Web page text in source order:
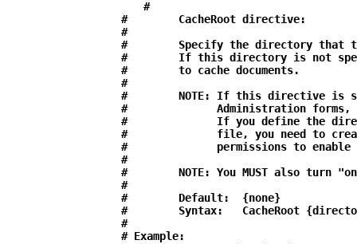
#
#        CacheRoot directive:
#
#        Specify the directory that
#        If this directory is not
#        to cache documents.
#
#        NOTE: If this directive is
#              Administration forms,
#              If you define the
#              file, you need to
#              permissions to enable
#
#        NOTE: You MUST also turn
#
#        Default:  {none}
#        Syntax:   CacheRoot
#
# Example: